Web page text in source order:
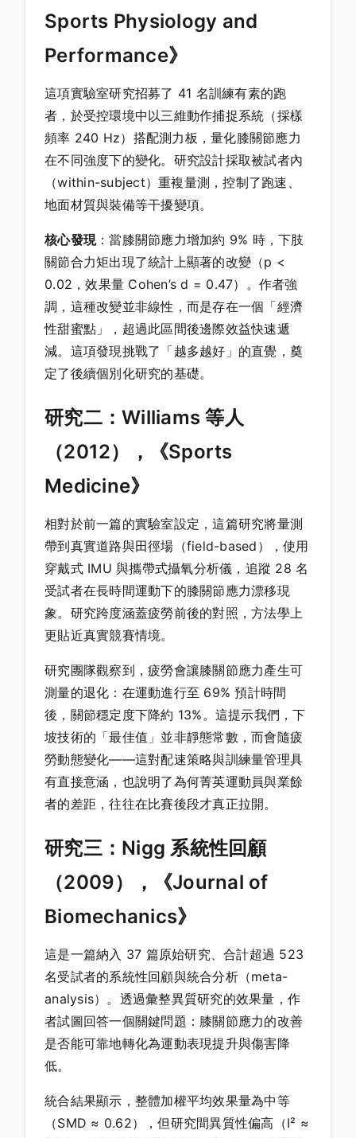
Sports Physiology and
Performance》
這項實驗室研究招募了 41 名訓練有素的跑
者，於受控環境中以三維動作捕捉系統（採樣
頻率 240 Hz）搭配測力板，量化膝關節應力
在不同強度下的變化。研究設計採取被試者內
（within-subject）重複量測，控制了跑速、
地面材質與裝備等干擾變項。
核心發現：當膝關節應力增加約 9% 時，下肢
關節合力矩出現了統計上顯著的改變（p <
0.02，效果量 Cohen’s d = 0.47）。作者強
調，這種改變並非線性，而是存在一個「經濟
性甜蜜點」，超過此區間後邊際效益快速遞
減。這項發現挑戰了「越多越好」的直覺，奠
定了後續個別化研究的基礎。
研究二：Williams 等人
（2012），《Sports
Medicine》
相對於前一篇的實驗室設定，這篇研究將量測
帶到真實道路與田徑場（field-based），使用
穿戴式 IMU 與攜帶式攝氧分析儀，追蹤 28 名
受試者在長時間運動下的膝關節應力漂移現
象。研究跨度涵蓋疲勞前後的對照，方法學上
更貼近真實競賽情境。
研究團隊觀察到，疲勞會讓膝關節應力產生可
測量的退化：在運動進行至 69% 預計時間
後，關節穩定度下降約 13%。這提示我們，下
坡技術的「最佳值」並非靜態常數，而會隨疲
勞動態變化——這對配速策略與訓練量管理具
有直接意涵，也說明了為何菁英運動員與業餘
者的差距，往往在比賽後段才真正拉開。
研究三：Nigg 系統性回顧
（2009），《Journal of
Biomechanics》
這是一篇納入 37 篇原始研究、合計超過 523
名受試者的系統性回顧與統合分析（meta-
analysis）。透過彙整異質研究的效果量，作
者試圖回答一個關鍵問題：膝關節應力的改善
是否能可靠地轉化為運動表現提升與傷害降
低。
統合結果顯示，整體加權平均效果量為中等
（SMD ≈ 0.62），但研究間異質性偏高（I² ≈